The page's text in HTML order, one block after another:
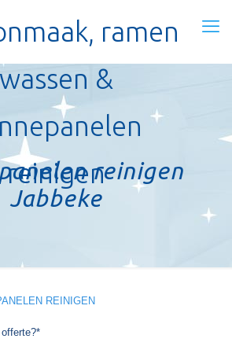
ramen
wassen &
reinigenreinigen
Jabbeke
REINIGEN